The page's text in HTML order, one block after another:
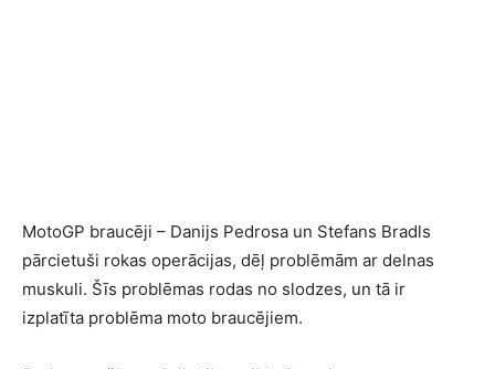
MotoGP braucēji – Danijs Pedrosa un Stefans Bradls
pārcietuši rokas operācijas, dēļ problēmām ar delnas
muskuli. Šīs problēmas rodas no slodzes, un tā ir
izplatīta problēma moto braucējiem.